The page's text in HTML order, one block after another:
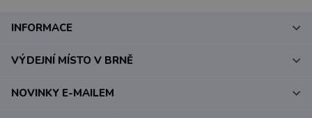
INFORMACE
VÝDEJNÍ MÍSTO V BRNĚ
NOVINKY E-MAILEM